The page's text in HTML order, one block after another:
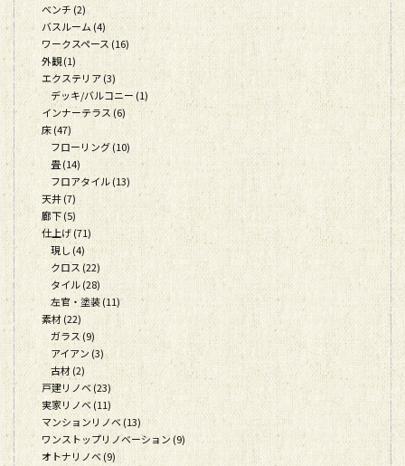
ベンチ (2)
バスルーム (4)
ワークスペース (16)
外観 (1)
エクステリア (3)
デッキ/バルコニー (1)
インナーテラス (6)
床 (47)
フローリング (10)
畳 (14)
フロアタイル (13)
天井 (7)
廊下 (5)
仕上げ (71)
現し (4)
クロス (22)
タイル (28)
左官・塗装 (11)
素材 (22)
ガラス (9)
アイアン (3)
古材 (2)
戸建リノベ (23)
実家リノベ (11)
マンションリノベ (13)
ワンストップリノベーション (9)
オトナリノベ (9)